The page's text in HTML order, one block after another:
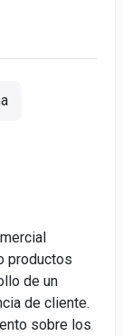
productos
de un
de cliente.
sobre los